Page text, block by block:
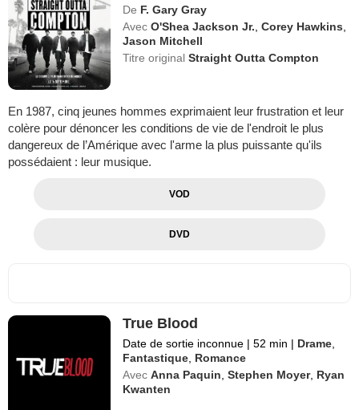
De F. Gary Gray
Avec O'Shea Jackson Jr. ,Corey Hawkins
Jason Mitchell
Titre originalStraight Outta Compton
En 1987, cinq jeunes hommes exprimaient leur frustration et leur
colère pour dénoncer les conditions de vie de l'endroit le plus
dangereux de l’Amérique avec l'arme la plus puissante qu'ils
possédaient : leur musique.
VOD
DVD
True Blood
Date de sortie inconnue | 52 min | Drame
Fantastique Romance
Avec Anna Paquin ,Stephen Moyer, Ryan
Kwanten